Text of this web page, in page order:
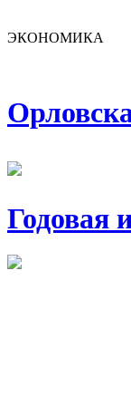
ЭКОНОМИКА
Годовая